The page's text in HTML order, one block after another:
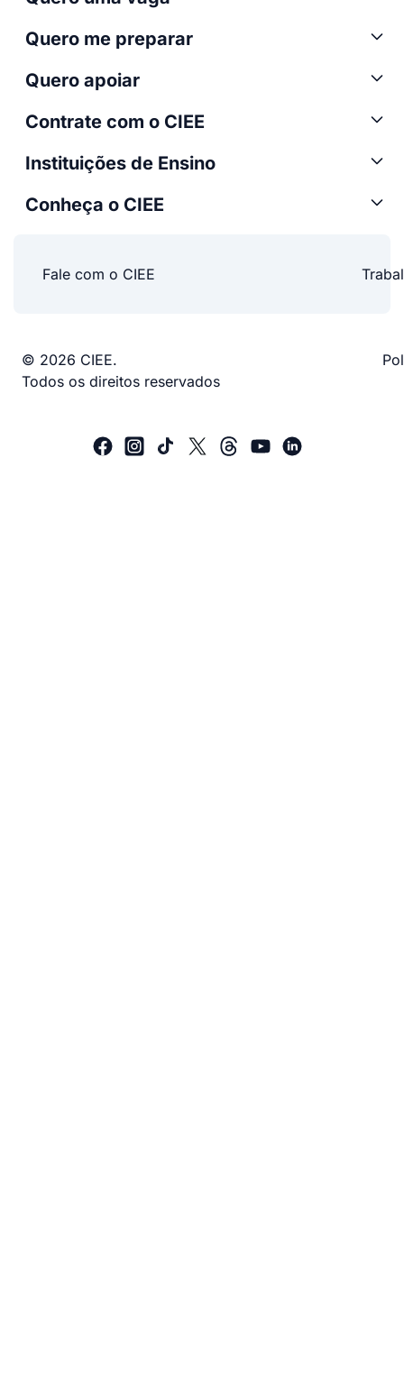
Quero me preparar
Quero apoiar
Contrate com o CIEE
Instituições de Ensino
Conheça o CIEE
Fale com o CIEE
© 2026 CIEE.
Todos os direitos reservados